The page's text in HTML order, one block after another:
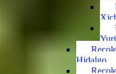
Hidalgo